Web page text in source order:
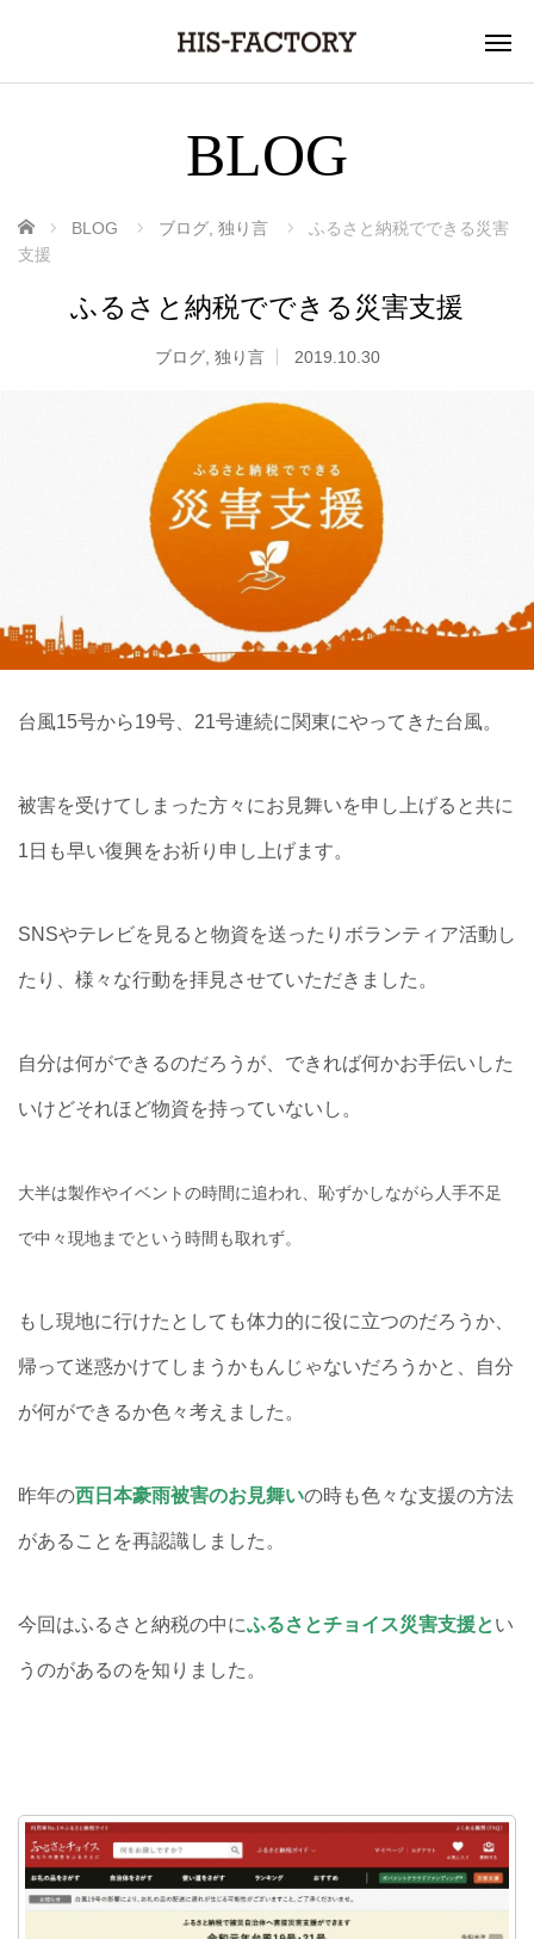
BLOG
ホーム BLOG ブログ 独り言
ふるさと納税でできる災害
支援
ふるさと納税でできる災害支援
ブログ, 独り言 2019.10.30
台風15号から19号、21号連続に関東にやってきた台風。
被害を受けてしまった方々にお見舞いを申し上げると共に
1 日も早い復興をお祈り申し上げます。
SNSやテレビを見ると物資を送ったりボランティア活動し
たり、様々な行動を拝見させていただきました。
自分は何ができるのだろうが、できれば何かお手伝いした
いけどそれほど物資を持っていないし。
大半は製作やイベントの時間に追われ、 恥ずかしながら人手不足
で中々現地までという時間も取れず。
もし現地に行けたとしても体力的に役に立つのだろうか、
帰って迷惑かけてしまうかもんじゃないだろうかと、自分
が何ができるか色々考えました。
昨年の西日本豪雨被害のお見舞いの時も色々な支援の方法
があることを再認識しました。
今回はふるさと納税の中にふるさとチョイス災害支援とい
うのがあるのを知りました。